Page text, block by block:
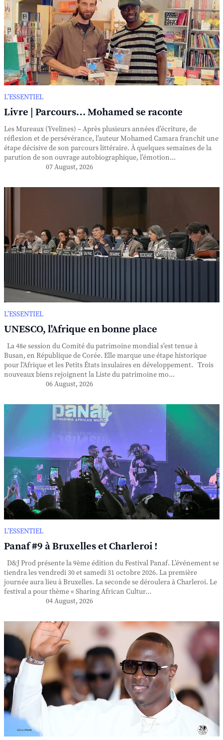
L’ESSENTIEL
Livre | Parcours… Mohamed se raconte
Les Mureaux (Yvelines) – Après plusieurs années d’écriture, de
réflexion et de persévérance, l’auteur Mohamed Camara franchit une
étape décisive de son parcours littéraire. À quelques semaines de la
parution de son ouvrage autobiographique, l’émotion...
07 August, 2026
L’ESSENTIEL
UNESCO, l'Afrique en bonne place
La 48e session du Comité du patrimoine mondial s'est tenue à
Busan, en République de Corée. Elle marque une étape historique
pour l'Afrique et les Petits États insulaires en développement. Trois
nouveaux biens rejoignent la Liste du patrimoine mo...
06 August, 2026
L’ESSENTIEL
Panaf #9 à Bruxelles et Charleroi !
D&J Prod présente la 9ème édition du Festival Panaf. L’événement se
tiendra les vendredi 30 et samedi 31 octobre 2026. La première
journée aura lieu à Bruxelles. La seconde se déroulera à Charleroi. Le
festival a pour thème « Sharing African Cultur...
04 August, 2026